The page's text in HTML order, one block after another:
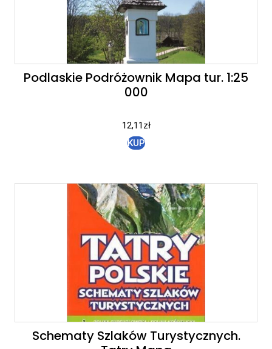
Podlaskie Podróżownik Mapa tur. 1:25
000
12,11zł
KUP
Schematy Szlaków Turystycznych.